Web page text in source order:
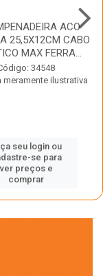
ACO
25,5X12CM CABO
MAX FERRA...
34548
meramente ilustrativa
seu login ou
se para
ver preços e
comprar